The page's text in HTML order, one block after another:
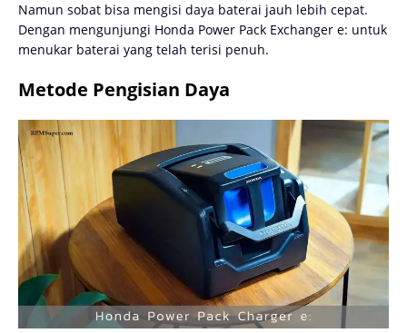
Namun sobat bisa mengisi daya baterai jauh lebih cepat.
Dengan mengunjungi Honda Power Pack Exchanger e: untuk
menukar baterai yang telah terisi penuh.
Metode Pengisian Daya